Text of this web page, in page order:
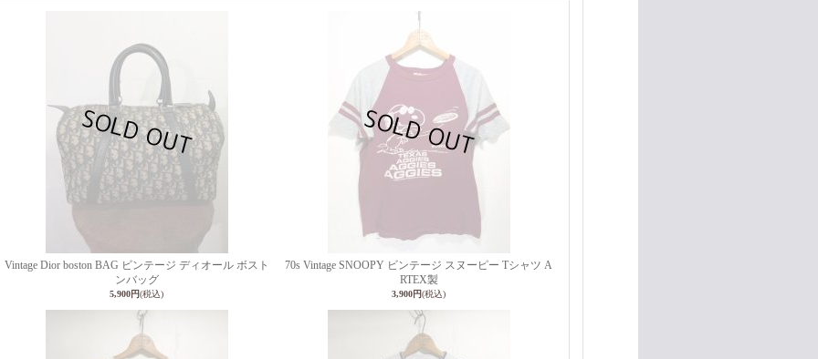
Vintage Dior boston BAG ビンテージ ディオール ボスト
ンバッグ
5,900円(税込)
70s Vintage SNOOPY ビンテージ スヌーピー Tシャツ A
RTEX製
3,900円(税込)